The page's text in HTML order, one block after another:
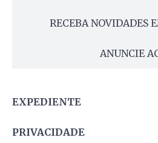
RECEBA NOVIDADES
ANUNCIE
EXPEDIENTE
PRIVACIDADE